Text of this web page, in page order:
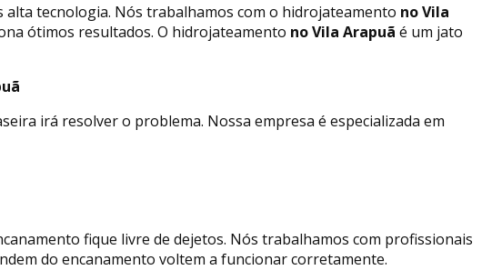
tecnologia. Nós trabalhamos com o hidrojateamento no Vila
ótimos resultados. O hidrojateamento no Vila Arapuã é um jato
irá resolver o problema. Nossa empresa é especializada em
fique livre de dejetos. Nós trabalhamos com profissionais
do encanamento voltem a funcionar corretamente.